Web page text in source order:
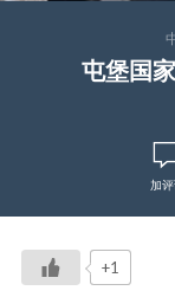
屯堡国
加
+1